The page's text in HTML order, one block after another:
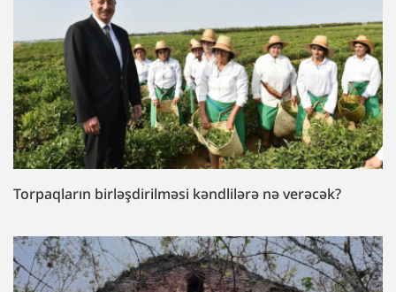
Torpaqların birləşdirilməsi kəndlilərə nə verəcək?